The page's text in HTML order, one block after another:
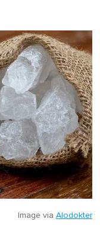
Image via Alodokter